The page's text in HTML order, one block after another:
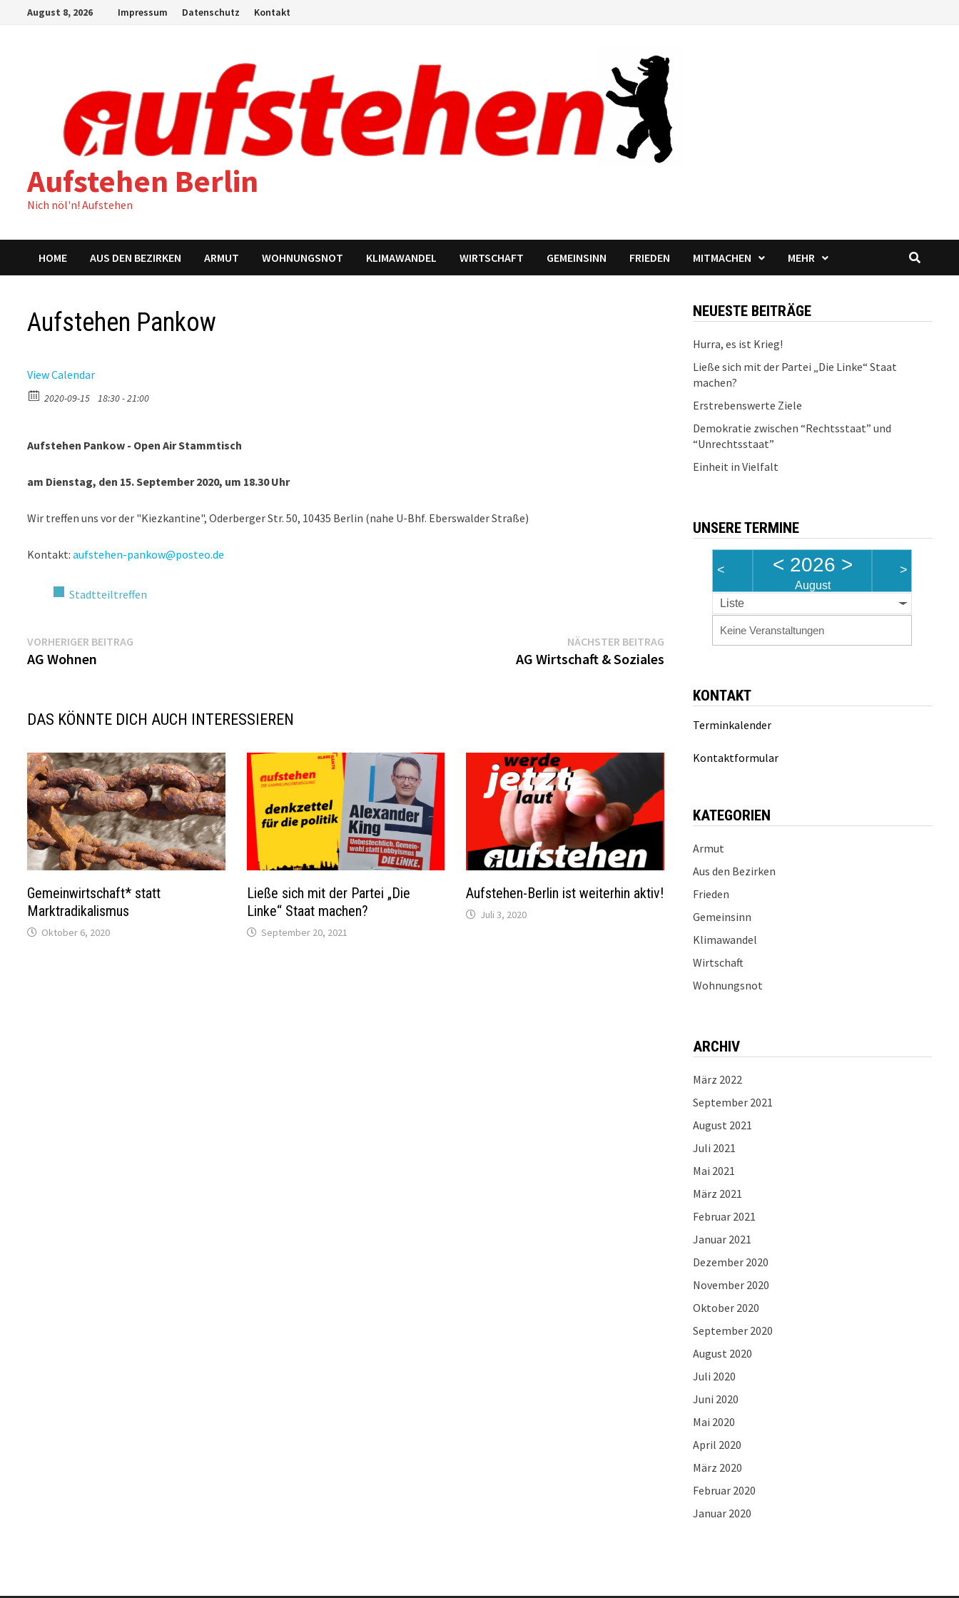
August 8, 2026 Impressum Datenschutz Kontakt
Aufstehen Berlin
Nich nöl'n! Aufstehen
HOME AUS DEN BEZIRKEN ARMUT WOHNUNGSNOT KLIMAWANDEL WIRTSCHAFT GEMEINSINN FRIEDEN MITMACHEN MEHR
Aufstehen Pankow
View Calendar
2020-09-15 18:30 - 21:00
Aufstehen Pankow - Open Air Stammtisch
am Dienstag, den 15. September 2020, um 18.30 Uhr
Wir treffen uns vor der "Kiezkantine", Oderberger Str. 50, 10435 Berlin (nahe U-Bhf. Eberswalder Straße)
Kontakt:aufstehen-pankow@posteo.de
Stadtteiltreffen
Beitragsnavigation
VORHERIGER BEITRAG
AG Wohnen
NÄCHSTER BEITRAGNächster
Beitrag:
AG Wirtschaft & Soziales
DAS KÖNNTE DICH AUCH INTERESSIEREN
Gemeinwirtschaft* statt
Marktradikalismus
Oktober 6, 2020
Ließe sich mit der Partei „Die
Linke“ Staat machen?
September 20, 2021
Aufstehen-Berlin ist weiterhin aktiv!
Juli 3, 2020
NEUESTE BEITRÄGE
Hurra, es ist Krieg!
Ließe sich mit der Partei „Die Linke“ Staat
machen?
Erstrebenswerte Ziele
Demokratie zwischen “Rechtsstaat” und
“Unrechtsstaat”
Einheit in Vielfalt
UNSERE TERMINE
< < 2026 >
August
>
Liste
Keine Veranstaltungen
KONTAKT
Terminkalender
Kontaktformular
KATEGORIEN
Armut
Aus den Bezirken
Frieden
Gemeinsinn
Klimawandel
Wirtschaft
Wohnungsnot
ARCHIV
März 2022
September 2021
August 2021
Juli 2021
Mai 2021
März 2021
Februar 2021
Januar 2021
Dezember 2020
November 2020
Oktober 2020
September 2020
August 2020
Juli 2020
Juni 2020
Mai 2020
April 2020
März 2020
Februar 2020
Januar 2020